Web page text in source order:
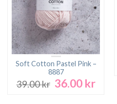
Soft Cotton Pastel Pink –
8887
39.00kr Det
36.00 krDet